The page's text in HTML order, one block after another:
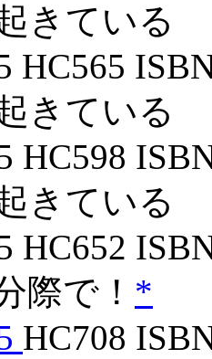
きている
HC565
きている
HC598
きている
HC652
際で！ *
HC708